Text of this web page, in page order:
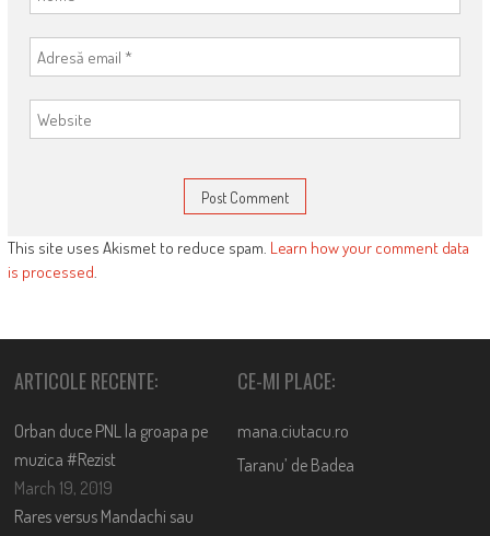
This site uses Akismet to reduce spam. Learn how your comment data
is processed.
ARTICOLE RECENTE:
Orban duce PNL la groapa pe
muzica #Rezist
March 19, 2019
Rares versus Mandachi sau
CE-MI PLACE:
mana.ciutacu.ro
Taranu’ de Badea